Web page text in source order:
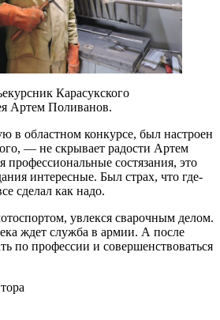
Карасукского
Артем Поливанов.
в областном конкурсе, был настроен
— не скрывает радости Артем
состязания, это
интересные. Был страх, что где-
сделал как надо.
увлекся сварочным делом.
ждет служба в армии. А после
по профессии и совершенствоваться